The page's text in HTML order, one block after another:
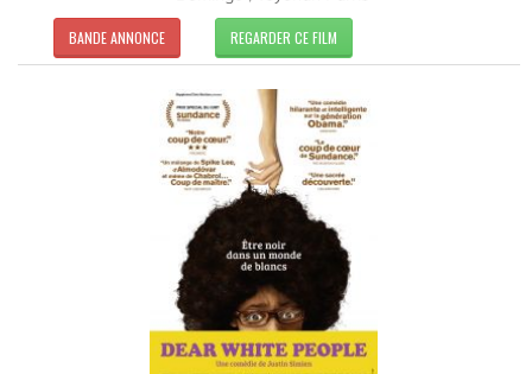
BANDE ANNONCE REGARDER CE FILM